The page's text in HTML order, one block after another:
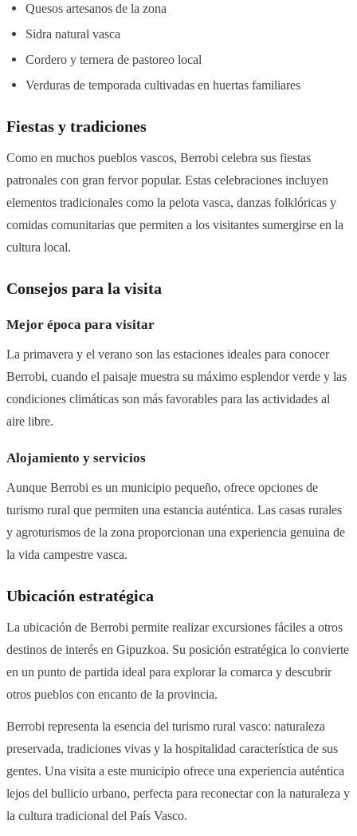
Quesos artesanos de la zona
Sidra natural vasca
Cordero y ternera de pastoreo local
Verduras de temporada cultivadas en huertas familiares
Fiestas y tradiciones
Como en muchos pueblos vascos, Berrobi celebra sus fiestas
patronales con gran fervor popular. Estas celebraciones incluyen
elementos tradicionales como la pelota vasca, danzas folklóricas y
comidas comunitarias que permiten a los visitantes sumergirse en la
cultura local.
Consejos para la visita
Mejor época para visitar
La primavera y el verano son las estaciones ideales para conocer
Berrobi, cuando el paisaje muestra su máximo esplendor verde y las
condiciones climáticas son más favorables para las actividades al
aire libre.
Alojamiento y servicios
Aunque Berrobi es un municipio pequeño, ofrece opciones de
turismo rural que permiten una estancia auténtica. Las casas rurales
y agroturismos de la zona proporcionan una experiencia genuina de
la vida campestre vasca.
Ubicación estratégica
La ubicación de Berrobi permite realizar excursiones fáciles a otros
destinos de interés en Gipuzkoa. Su posición estratégica lo convierte
en un punto de partida ideal para explorar la comarca y descubrir
otros pueblos con encanto de la provincia.
Berrobi representa la esencia del turismo rural vasco: naturaleza
preservada, tradiciones vivas y la hospitalidad característica de sus
gentes. Una visita a este municipio ofrece una experiencia auténtica
lejos del bullicio urbano, perfecta para reconectar con la naturaleza y
la cultura tradicional del País Vasco.